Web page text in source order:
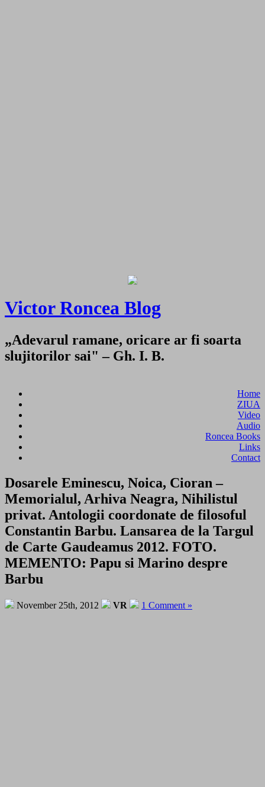
Victor Roncea Blog
„Adevarul ramane, oricare ar fi soarta
slujitorilor sai" – Gh. I. B.
Home
ZIUA
Video
Audio
Roncea Books
Links
Contact
Dosarele Eminescu, Noica, Cioran –
Memorialul, Arhiva Neagra, Nihilistul
privat. Antologii coordonate de filosoful
Constantin Barbu. Lansarea de la Targul
de Carte Gaudeamus 2012. FOTO.
MEMENTO: Papu si Marino despre
Barbu
November 25th, 2012 VR 1 Comment »